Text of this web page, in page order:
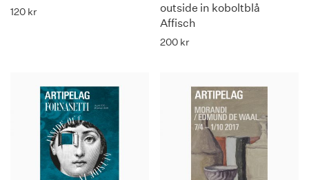
120 kr
outside in koboltblå
Affisch
200 kr